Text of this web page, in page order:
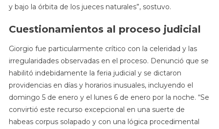
y bajo la órbita de los jueces naturales”, sostuvo.
Cuestionamientos al proceso judicial
Giorgio fue particularmente crítico con la celeridad y las
irregularidades observadas en el proceso. Denunció que se
habilitó indebidamente la feria judicial y se dictaron
providencias en días y horarios inusuales, incluyendo el
domingo 5 de enero y el lunes 6 de enero por la noche. “Se
convirtió este recurso excepcional en una suerte de
habeas corpus solapado y con una lógica procedimental